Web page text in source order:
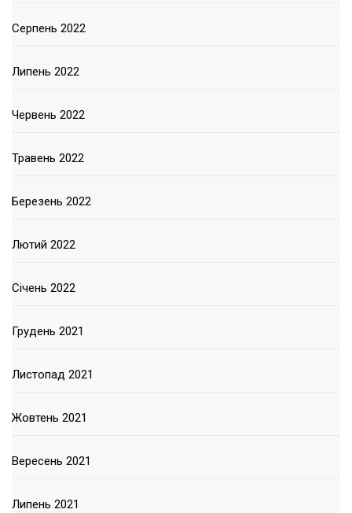
Серпень 2022
Липень 2022
Червень 2022
Травень 2022
Березень 2022
Лютий 2022
Січень 2022
Грудень 2021
Листопад 2021
Жовтень 2021
Вересень 2021
Липень 2021